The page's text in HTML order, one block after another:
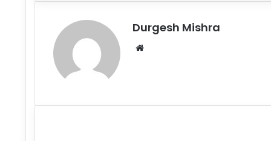
Durgesh Mishra
Website